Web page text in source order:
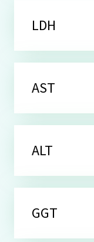
LDH
AST
ALT
GGT